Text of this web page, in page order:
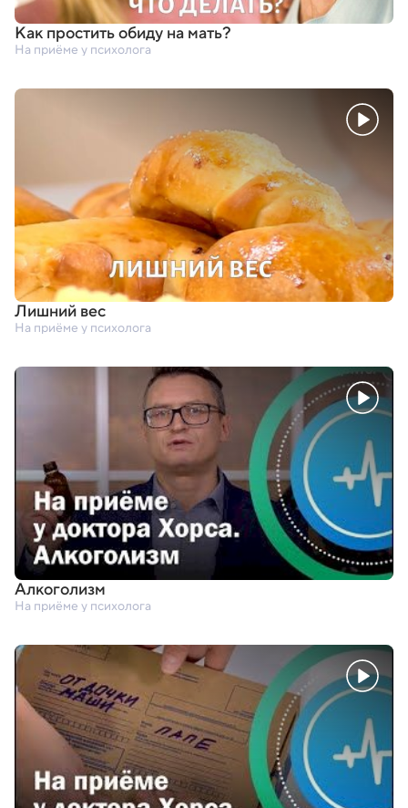
Как простить обиду на мать?
На приёме у психолога
Лишний вес
На приёме у психолога
Алкоголизм
На приёме у психолога